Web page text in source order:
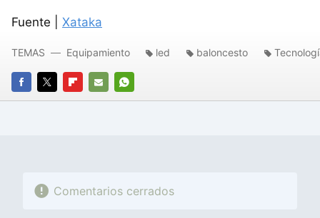
Fuente | Xataka
FACEBOOK
TWITTERFLIPBOARD
E-
WHATSAPP
TEMAS Equipamiento led baloncesto
Comentarios cerrados